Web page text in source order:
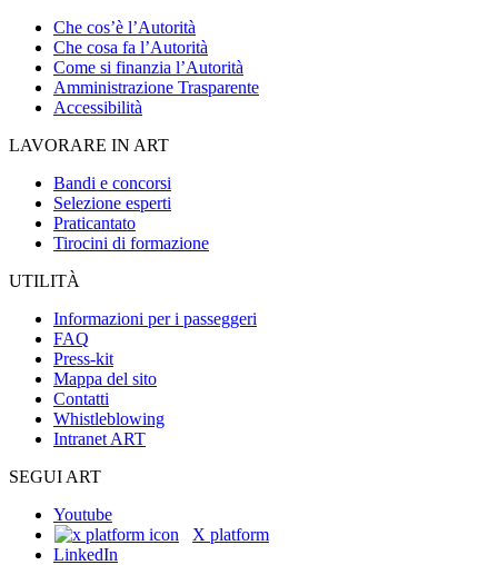
Che cos’è l’Autorità
Che cosa fa l’Autorità
Come si finanzia l’Autorità
Amministrazione Trasparente
Accessibilità
LAVORARE IN ART
Bandi e concorsi
Selezione esperti
Praticantato
Tirocini di formazione
UTILITÀ
Informazioni per i passeggeri
FAQ
Press-kit
Mappa del sito
Contatti
Whistleblowing
Intranet ART
SEGUI ART
Youtube
X platform
LinkedIn